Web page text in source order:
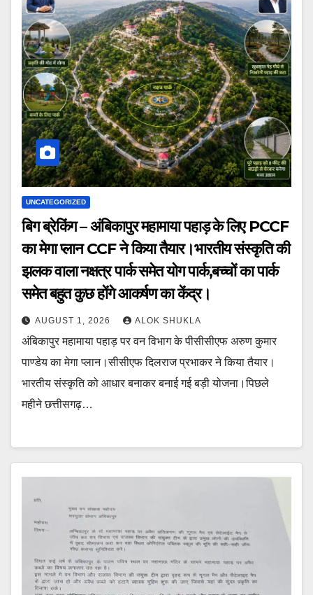
UNCATEGORIZED
बिग ब्रेकिंग – अंबिकापुर महामाया पहाड़ के लिए PCCF
का मेगा प्लान CCF ने किया तैयार।भारतीय संस्कृति की
झलक वाला नक्षत्र पार्क समेत योग पार्क,बच्चों का पार्क
समेत बहुत कुछ होंगे आकर्षण का केंद्र।
AUGUST 1, 2026 ALOK SHUKLA
अंबिकापुर महामाया पहाड़ पर वन विभाग के पीसीसीएफ अरुण कुमार
पाण्डेय का मेगा प्लान।सीसीएफ दिलराज प्रभाकर ने किया तैयार।
भारतीय संस्कृति को आधार बनाकर बनाई गई बड़ी योजना।पिछले
महीने छत्तीसगढ़…